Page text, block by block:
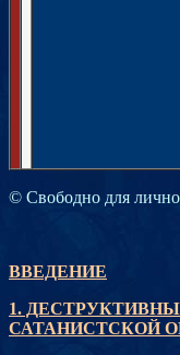
© Свободно для
ВВЕДЕНИЕ
1.
САТАНИСТСКОЙ